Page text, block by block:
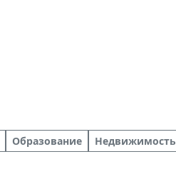
Образование Недвижимость